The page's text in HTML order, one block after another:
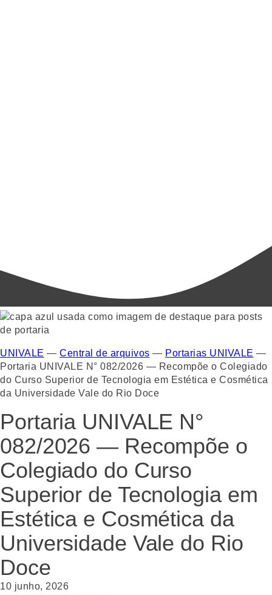
UNIVALE — Central de arquivos — Portarias UNIVALE —
Portaria UNIVALE N° 082/2026 — Recompõe o Colegiado
do Curso Superior de Tecnologia em Estética e Cosmética
da Universidade Vale do Rio Doce
Portaria UNIVALE N°
082/2026 — Recompõe o
Colegiado do Curso
Superior de Tecnologia em
Estética e Cosmética da
Universidade Vale do Rio
Doce
10 junho, 2026